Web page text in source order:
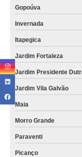
Gopoúva
Invernada
Itapegica
Jardim Fortaleza
Jardim Presidente
Jardim Vila Galvão
Maia
Morro Grande
Paraventi
Picanço